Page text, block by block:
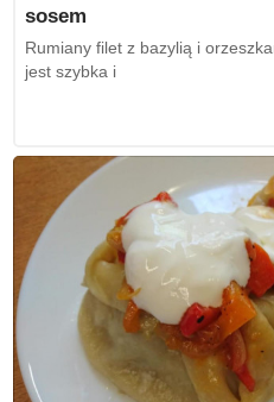
sosem
Rumiany filet z bazylią i
jest szybka i